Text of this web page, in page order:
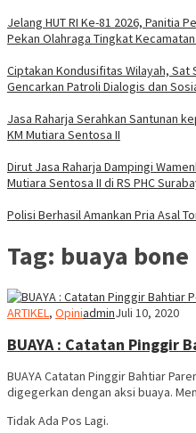
Jelang HUT RI Ke-81 2026, Panitia
Pekan Olahraga Tingkat
Ciptakan Kondusifitas Wilayah, Sat
Gencarkan Patroli Dialogis dan
Jasa Raharja Serahkan Santunan
KM Mutiara Sentosa II
Dirut Jasa Raharja Dampingi
Mutiara Sentosa II di RS PHC
Polisi Berhasil Amankan Pria Asal
Tag: buaya bone
ARTIKEL, OpiniadminJuli 10, 2020
BUAYA : Catatan Pinggir
BUAYA Catatan Pinggir Bahtiar
digegerkan dengan aksi buaya.
Tidak Ada Pos Lagi.